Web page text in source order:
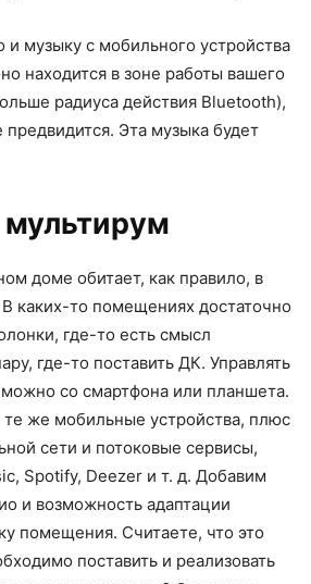
музыку с мобильного устройства
находится в зоне работы вашего
радиуса действия Bluetooth),
Эта музыка будет
доме обитает, как правило, в
каких-то помещениях достаточно
где-то есть смысл
где-то поставить ДК. Управлять
можно со смартфона или планшета.
же мобильные устройства, плюс
сети и потоковые сервисы,
Spotify, Deezer и т. д. Добавим
и возможность адаптации
помещения. Считаете, что это
поставить и реализовать